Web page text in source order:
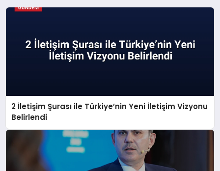
2 İletişim Şurası ile Türkiye’nin Yeni İletişim Vizyonu
Belirlendi